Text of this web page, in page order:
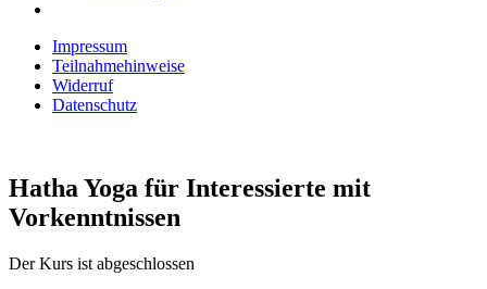
Impressum
Teilnahmehinweise
Widerruf
Datenschutz
Hatha Yoga für Interessierte mit
Vorkenntnissen
Der Kurs ist abgeschlossen